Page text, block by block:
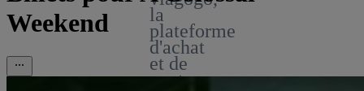
la
plateforme
d'achat
et de
vente
Weekend